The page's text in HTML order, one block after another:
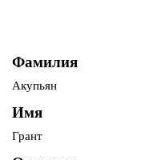
Фамилия
Акупьян
Имя
Грант